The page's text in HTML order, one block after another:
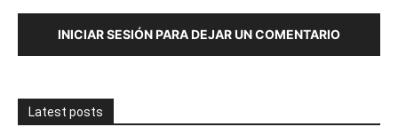
INICIAR SESIÓN PARA DEJAR UN COMENTARIO
Latest posts